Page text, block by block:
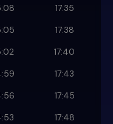
17:35
17:38
17:40
17:43
17:45
17:48